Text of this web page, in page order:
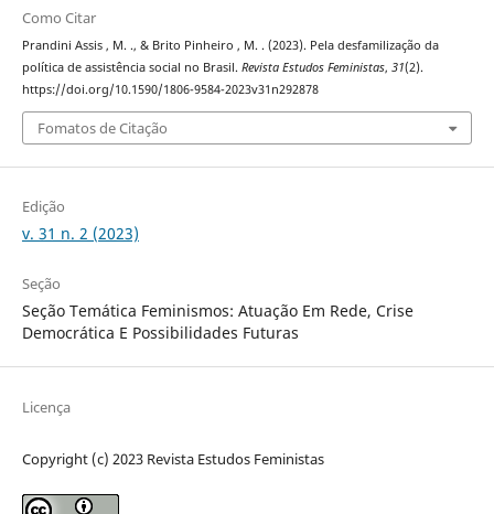
Como Citar
Prandini Assis , M. ., & Brito Pinheiro , M. . (2023). Pela desfamilização da
política de assistência social no Brasil. Revista Estudos Feministas, 31(2).
https://doi.org/10.1590/1806-9584-2023v31n292878
Fomatos de Citação
Edição
v. 31 n. 2 (2023)
Seção
Seção Temática Feminismos: Atuação Em Rede, Crise
Democrática E Possibilidades Futuras
Licença
Copyright (c) 2023 Revista Estudos Feministas